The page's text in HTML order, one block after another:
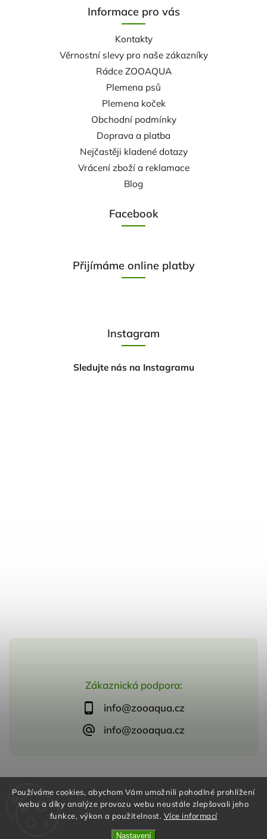
Používáme cookies, abychom Vám umožnili pohodlné prohlížení
webu a díky analýze provozu webu neustále zlepšovali jeho
funkce, výkon a použitelnost. Více informací
Nastavení
Zákaznická podpora:
info@zooaqua.cz
info@zooaqua.cz
Informace pro vás
Kontakty
Věrnostní slevy pro naše zákazníky
Rádce ZOOAQUA
Plemena psů
Plemena koček
Obchodní podmínky
Doprava a platba
Nejčastěji kladené dotazy
Vrácení zboží a reklamace
Blog
Facebook
Přijímáme online platby
Instagram
Sledujte nás na Instagramu
VytvořilShoptet | DesignShoptak.cz